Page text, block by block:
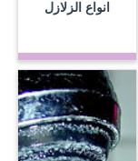
انواع الزلازل